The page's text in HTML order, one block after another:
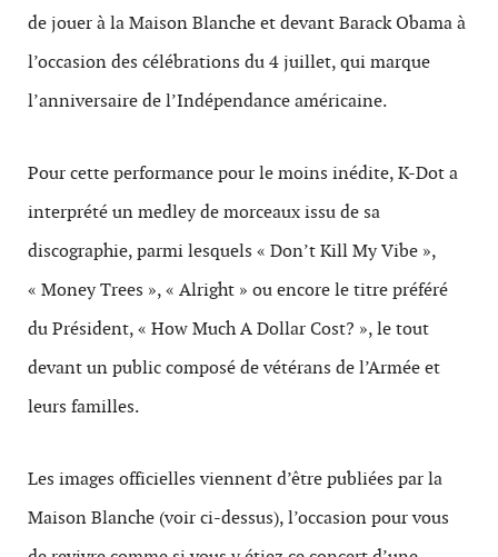
de jouer à la Maison Blanche et devant Barack Obama à
l’occasion des célébrations du 4 juillet, qui marque
l’anniversaire de l’Indépendance américaine.
Pour cette performance pour le moins inédite, K-Dot a
interprété un medley de morceaux issu de sa
discographie, parmi lesquels « Don’t Kill My Vibe »,
« Money Trees », « Alright » ou encore le titre préféré
du Président, « How Much A Dollar Cost? », le tout
devant un public composé de vétérans de l’Armée et
leurs familles.
Les images officielles viennent d’être publiées par la
Maison Blanche (voir ci-dessus), l’occasion pour vous